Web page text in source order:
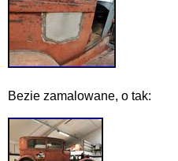
Bezie zamalowane, o tak: